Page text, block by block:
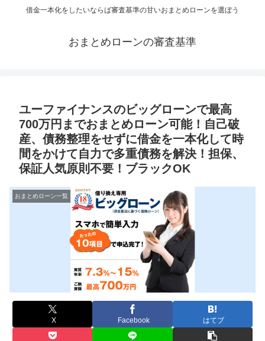
借金一本化をしたいならば審査基準の甘いおまとめローンを選ぼう
おまとめローンの審査基準
ユーファイナンスのビッグローンで最高
700万円までおまとめローン可能！自己破
産、債務整理をせずに借金を一本化して時
間をかけて自力で多重債務を解決！担保、
保証人気原則不要！ブラックOK
おまとめローン一覧
X Facebook はてブ